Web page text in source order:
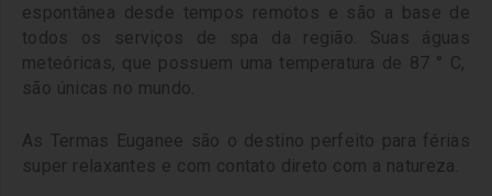
espontânea desde tempos remotos e são a base de
todos os serviços de spa da região. Suas águas
meteóricas, que possuem uma temperatura de 87 ° C,
são únicas no mundo.
As Termas Euganee são o destino perfeito para férias
super relaxantes e com contato direto com a natureza.